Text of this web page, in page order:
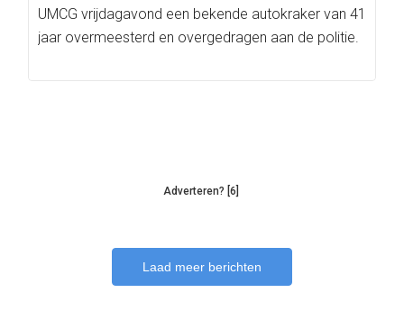
UMCG vrijdagavond een bekende autokraker van 41
jaar overmeesterd en overgedragen aan de politie.
Adverteren? [6]
Laad meer berichten